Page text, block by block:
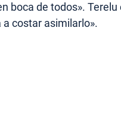
boca de todos».
costar asimilarlo».